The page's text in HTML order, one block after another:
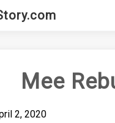
Mee
2, 2020